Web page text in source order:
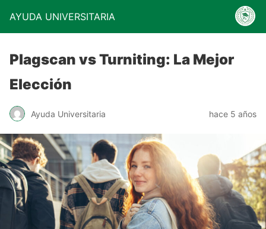
AYUDA UNIVERSITARIA
Plagscan vs Turniting: La Mejor
Elección
Ayuda Universitaria hace 5 años